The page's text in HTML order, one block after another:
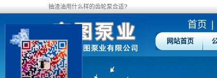
抽渣油用什么样的齿轮泵合适?
首页
网站首页